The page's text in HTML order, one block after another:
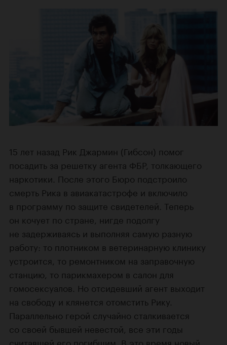
15 лет назад Рик Джармин (Гибсон) помог
посадить за решетку агента ФБР, толкающего
наркотики. После этого Бюро подстроило
смерть Рика в авиакатастрофе и включило
в программу по защите свидетелей. Теперь
он кочует по стране, нигде подолгу
не задерживаясь и выполняя самую разную
работу: то плотником в ветеринарную клинику
устроится, то ремонтником на заправочную
станцию, то парикмахером в салон для
гомосексуалов. Но отсидевший агент выходит
на свободу и клянется отомстить Рику.
Параллельно герой случайно сталкивается
со своей бывшей невестой, все эти годы
считавшей его погибшим. В это время новый